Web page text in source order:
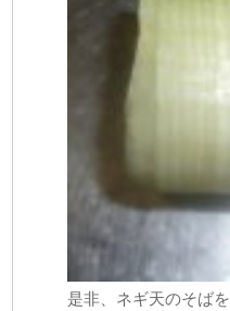
是非、ネギ天のそばを